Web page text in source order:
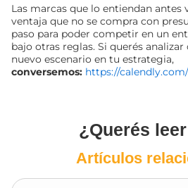
Las marcas que lo entiendan antes
ventaja que no se compra con
paso para poder competir en un
bajo otras reglas. Si querés
nuevo escenario en tu estrategia,
conversemos: https://
¿Querés
Artículos